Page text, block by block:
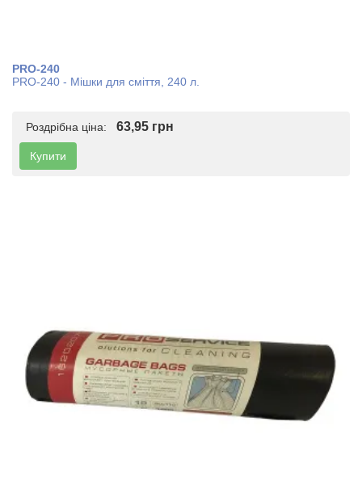
PRO-240
PRO-240 - Мішки для сміття, 240 л.
Роздрібна ціна: 63,95 грн
Купити